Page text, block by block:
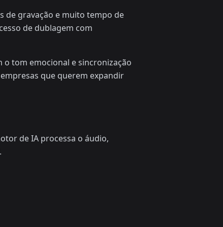
de gravação e muito tempo de
de dublagem com
o tom emocional e sincronização
que querem expandir
de IA processa o áudio,